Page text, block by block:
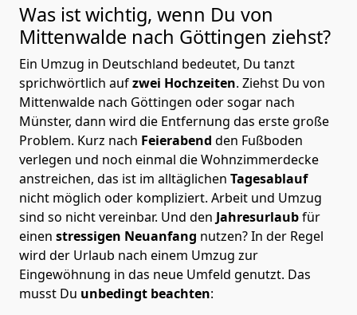
Was ist wichtig, wenn Du von
Mittenwalde nach Göttingen ziehst?
Ein Umzug in Deutschland bedeutet, Du tanzt
sprichwörtlich aufzwei Hochzeiten. Ziehst Du von
Mittenwalde nach Göttingen oder sogar nach
Münster, dann wird die Entfernung das erste große
Problem. Kurz nach Feierabend den Fußboden
verlegen und noch einmal die Wohnzimmerdecke
anstreichen, das ist im alltäglichen Tagesablauf
nicht möglich oder kompliziert. Arbeit und Umzug
sind so nicht vereinbar. Und den Jahresurlaubfür
einen stressigen Neuanfang nutzen? In der Regel
wird der Urlaub nach einem Umzug zur
Eingewöhnung in das neue Umfeld genutzt. Das
musst Du unbedingt beachten: